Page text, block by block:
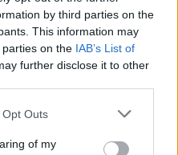
by third parties on the
This information may
on the IAB’s List of
further disclose it to other
uses one or more Google
behaviour. You may click to
Outs
of my